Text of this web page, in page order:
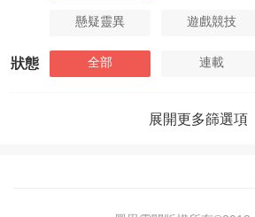
懸疑靈異 遊戲競技
狀態 全部 連載
展開更多篩選項